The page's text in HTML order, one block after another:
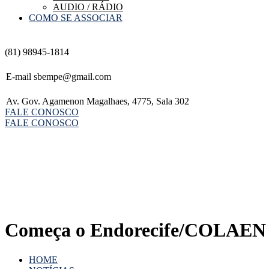
AUDIO / RÁDIO
COMO SE ASSOCIAR
(81) 98945-1814
E-mail sbempe@gmail.com
Av. Gov. Agamenon Magalhaes, 4775, Sala 302
FALE CONOSCO
FALE CONOSCO
Começa o Endorecife/COLAEN
HOME